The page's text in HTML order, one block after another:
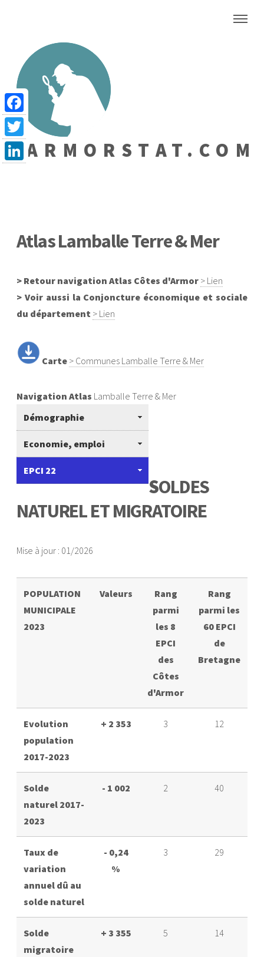
Facebook
Twitter
ARMORSTAT.COM
Atlas Lamballe Terre & Mer
> Retour navigation Atlas Côtes d'Armor > Lien
> Voir aussi la Conjoncture économique et sociale
du département > Lien
Carte > Communes Lamballe Terre & Mer
Navigation Atlas Lamballe Terre & Mer
Démographie
Economie, emploi
EPCI 22
SOLDES
NATUREL ET MIGRATOIRE
Mise à jour : 01/2026
POPULATION
MUNICIPALE
2023
Valeurs
Rang
parmi
les 8
EPCI
des
Côtes
d'Armor
Rang
parmi les
60 EPCI
de
Bretagne
Evolution
population
2017-2023
+ 2 353 3 12
Solde
naturel 2017-
2023
- 1 002 2 40
Taux de
variation
annuel dû au
solde naturel
- 0,24
%
3 29
Solde
migratoire
+ 3 355 5 14